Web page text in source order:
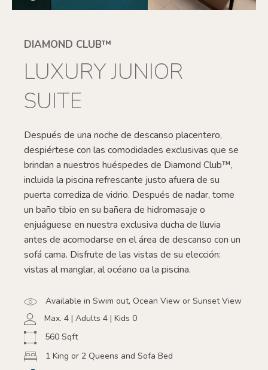
DIAMOND CLUB™
LUXURY JUNIOR
SUITE
Después de una noche de descanso placentero,
despiértese con las comodidades exclusivas que se
brindan a nuestros huéspedes de Diamond Club™,
incluida la piscina refrescante justo afuera de su
puerta corrediza de vidrio. Después de nadar, tome
un baño tibio en su bañera de hidromasaje o
enjuáguese en nuestra exclusiva ducha de lluvia
antes de acomodarse en el área de descanso con un
sofá cama. Disfrute de las vistas de su elección:
vistas al manglar, al océano oa la piscina.
Available in Swim out, Ocean View or Sunset View
Max. 4 | Adults 4 | Kids 0
560 Sqft
1 King or 2 Queens and Sofa Bed